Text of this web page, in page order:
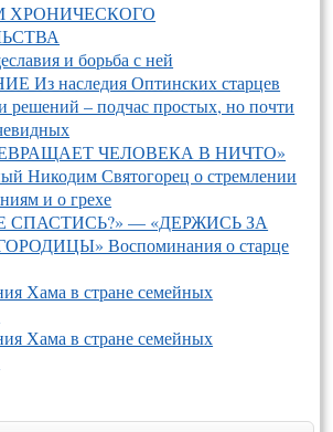
ХРОНИЧЕСКОГО
и борьба с ней
Из наследия Оптинских старцев
решений – подчас простых, но почти
ЧЕЛОВЕКА В НИЧТО»
Никодим Святогорец о стремлении
и о грехе
СПАСТИСЬ?» — «ДЕРЖИСЬ ЗА
Воспоминания о старце
Хама в стране семейных
Хама в стране семейных